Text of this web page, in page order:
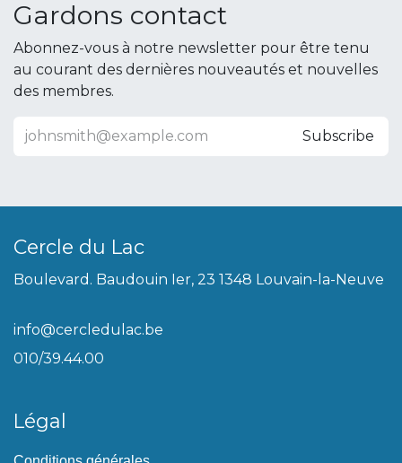
Gardons contact
Abonnez-vous à notre newsletter pour être tenu
au courant des dernières nouveautés et nouvelles
des membres.
Subscribe
Cercle du Lac
Boulevard. Baudouin Ier, 23 1348 Louvain-la-Neuve
info@cercledulac.be
010/39.44.00
Légal